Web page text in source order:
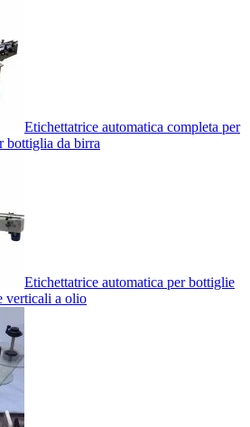
Etichettatrice automatica completa per
bottiglia da birra
Etichettatrice automatica per bottiglie
verticali a olio